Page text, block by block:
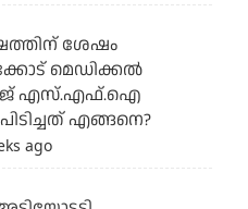
ശേഷം
മെഡിക്കൽ
എസ്.എഫ്.ഐ
എങ്ങനെ?
ago